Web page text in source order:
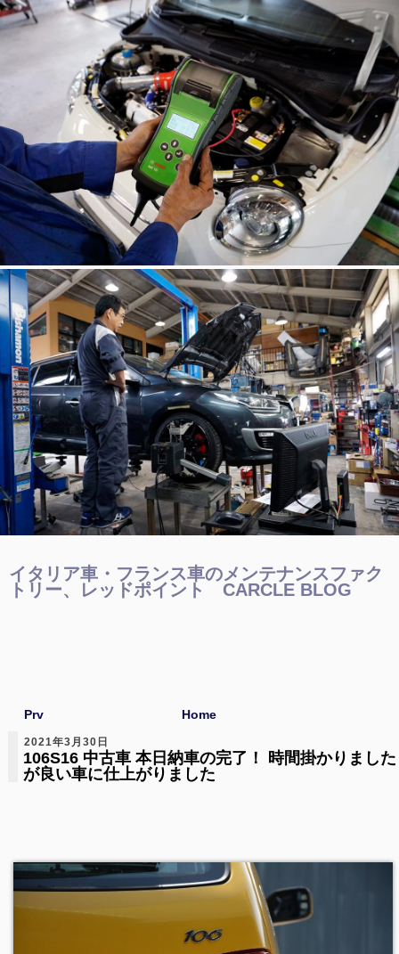
イタリア車・フランス車のメンテナンスファク
トリー、レッドポイント CARCLE BLOG
Prv Home
2021年3月30日
106S16 中古車 本日納車の完了！ 時間掛かりました
が良い車に仕上がりました